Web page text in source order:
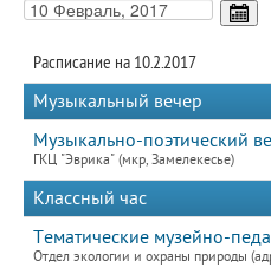
Расписание на 10.2.2017
Музыкальный вечер
Музыкально-поэтический
ГКЦ "Эврика" (мкр, Замелекесье)
Классный час
Тематические музейно-
Отдел экологии и охраны природы